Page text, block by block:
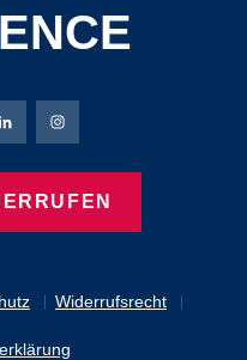
Widerrufsrecht
Facebook-Seite
Proenen Twitter Seite
Bierbaum-Proenen LinkedIn
Bierbaum-Proenen